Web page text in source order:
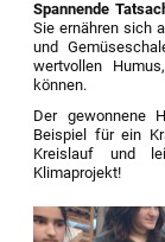
Spannende
Sie ernähren sich
und
wertvollen
können.
Der gewonnene
Beispiel für ein
Kreislauf und
Klimaprojekt!